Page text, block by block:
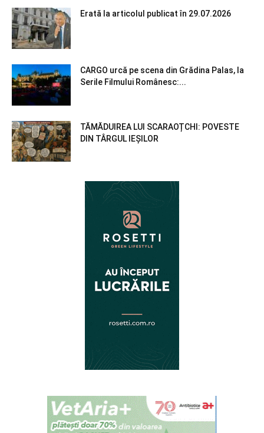
Erată la articolul publicat în 29.07.2026
CARGO urcă pe scena din Grădina Palas, la
Serile Filmului Românesc:...
TĂMĂDUIREA LUI SCARAOȚCHI: POVESTE
DIN TÂRGUL IEȘILOR